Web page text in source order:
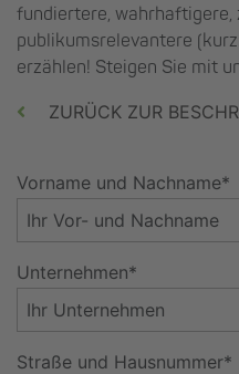
fundiertere, wahrhaftigere,
publikumsrelevantere
erzählen! Steigen Sie mit
ZURÜCK ZUR
Vorname und Nachname*
Unternehmen*
Straße und Hausnummer*